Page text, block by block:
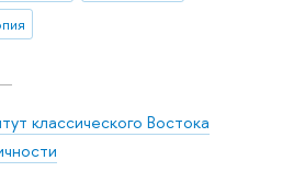
классического Востока